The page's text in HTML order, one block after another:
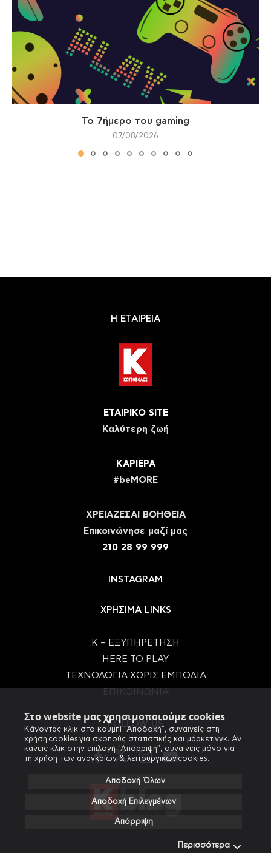
Στο website μας χρησιμοποιούμε cookies
Κάνοντας κλικ στο κουμπί "Αποδοχή", συναινείς στη
χρήση cookies για σκοπούς στατιστικής και μάρκετινγκ. Αν
κάνεις κλικ στην επιλογή "Απόρριψη", συναινείς μόνο για
τη χρήση των αναγκαίων & λειτουργικών cookies.
Αποδοχή Όλων
Αποδοχή Επιλεγμένων
Απόρριψη
Περισσότερα
Το 7ήμερο του gaming
07/08/2026
Η ΕΤΑΙΡΕΙΑ
ΕΤΑΙΡΙΚΟ SITE
Καλύτερη ζωή
ΚΑΡΙΕΡΑ
#beMORE
ΧΡΕΙΑΖΕΣΑΙ ΒΟΗΘΕΙΑ
Eπικοινώνησε μαζί μας
210 28 99 999
INSTAGRAM
ΧΡΗΣΙΜΑ LINKS
Κ – ΕΞΥΠΗΡΕΤΗΣΗ
HERE TO PLAY
ΤΕΧΝΟΛΟΓΙΑ ΧΩΡΙΣ ΕΜΠΟΔΙΑ
FOLLOW US